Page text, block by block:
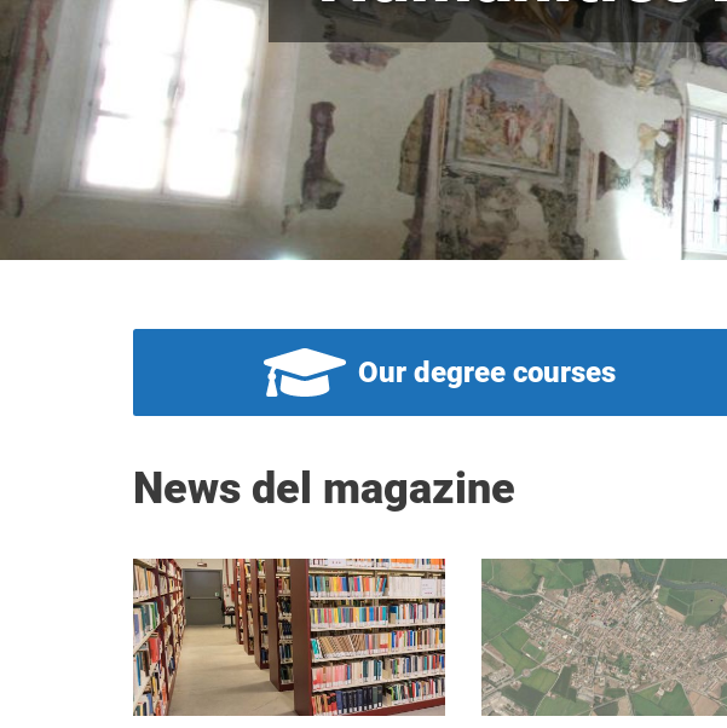
Our degree courses
News del magazine